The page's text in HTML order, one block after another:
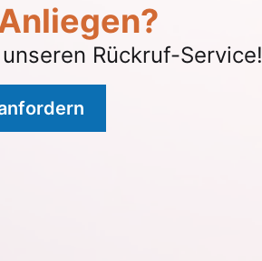
Rückruf-Service!